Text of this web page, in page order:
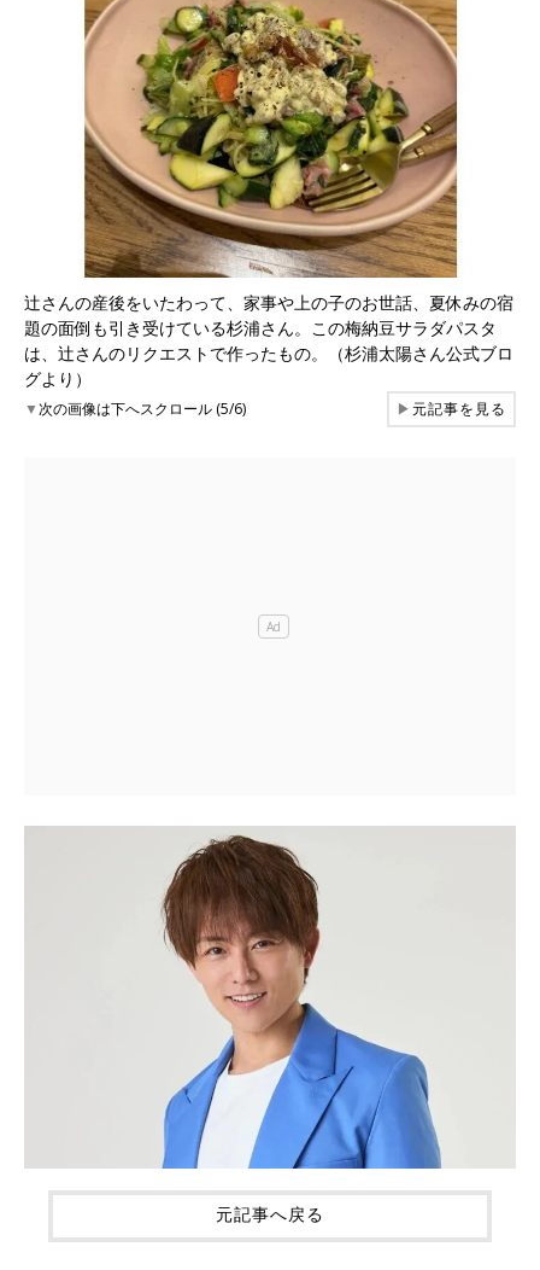
辻さんの産後をいたわって、家事や上の子のお世話、夏休みの宿
題の面倒も引き受けている杉浦さん。この梅納豆サラダパスタ
は、辻さんのリクエストで作ったもの。（杉浦太陽さん公式ブロ
グより）
▼次の画像は下へスクロール (5/6) ▶元記事を見る
元記事へ戻る